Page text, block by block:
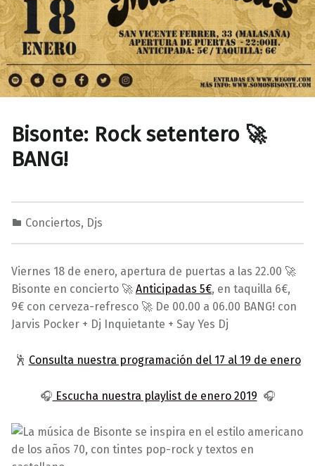
Bisonte: Rock setentero 🚀
BANG!
1
/
0
1
/
0
0
Conciertos, Djs
M
r
a
v
i
l
s
Viernes 18 de enero, apertura de puertas a las 22.00 🚀
Bisonte en concierto 🚀 Anticipadas 5€, en taquilla 6€,
9€ con cerveza-refresco 🚀 De 00.00 a 06.00 BANG! con
Jarvis Pocker + Dj Inquietante + Say Yes Dj
🕺 Consulta nuestra programación del 17 al 19 de enero
🎧 Escucha nuestra playlist de enero 2019 🎧